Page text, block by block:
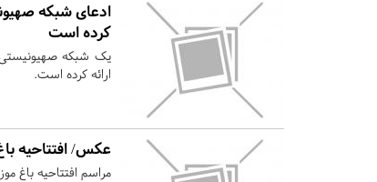
ادعای شبکه
کرده است
یک شبکه صهیونیستی
ارائه کرده است.
عکس/ افتتاحیه
مراسم افتتاحیه باغ